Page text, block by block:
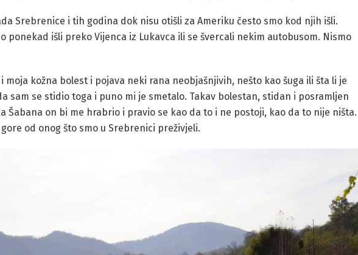
Srebrenice i tih godina dok nisu otišli za Ameriku često smo kod njih išli.
ponekad išli preko Vijenca iz Lukavca ili se švercali nekim autobusom. Nismo
moja kožna bolest i pojava neki rana neobjašnjivih, nešto kao šuga ili šta li je
sam se stidio toga i puno mi je smetalo. Takav bolestan, stidan i posramljen
Šabana on bi me hrabrio i pravio se kao da to i ne postoji, kao da to nije ništa.
od onog što smo u Srebrenici preživjeli.